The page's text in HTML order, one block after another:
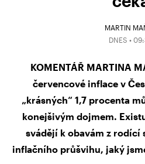
MARTIN
DNES •
KOMENTÁŘ MARTINA
červencové inflace v
„krásných“ 1,7 procenta
konejšivým dojmem.
svádějí k obavám z rodící
inflačního průšvihu, jaký